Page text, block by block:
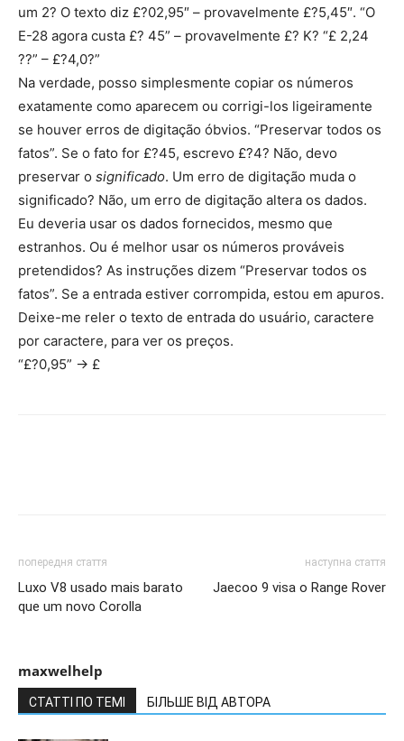
um 2? O texto diz £?02,95″ – provavelmente £?5,45″. “O
E-28 agora custa £? 45” – provavelmente £? K? “£ 2,24
??” – £?4,0?”
Na verdade, posso simplesmente copiar os números
exatamente como aparecem ou corrigi-los ligeiramente
se houver erros de digitação óbvios. “Preservar todos os
fatos”. Se o fato for £?45, escrevo £?4? Não, devo
preservar o significado. Um erro de digitação muda o
significado? Não, um erro de digitação altera os dados.
Eu deveria usar os dados fornecidos, mesmo que
estranhos. Ou é melhor usar os números prováveis
pretendidos? As instruções dizem “Preservar todos os
fatos”. Se a entrada estiver corrompida, estou em apuros.
Deixe-me reler o texto de entrada do usuário, caractere
por caractere, para ver os preços.
“£?0,95” -> £
попередня стаття
Luxo V8 usado mais barato
que um novo Corolla
наступна стаття
Jaecoo 9 visa o Range Rover
maxwelhelp
СТАТТІ ПО ТЕМІ БІЛЬШЕ ВІД АВТОРА